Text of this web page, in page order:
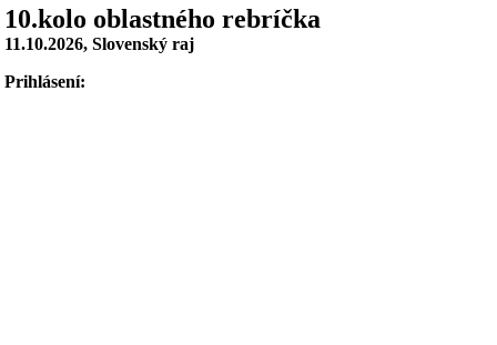
10.kolo oblastného rebríčka
11.10.2026, Slovenský raj
Prihlásení: